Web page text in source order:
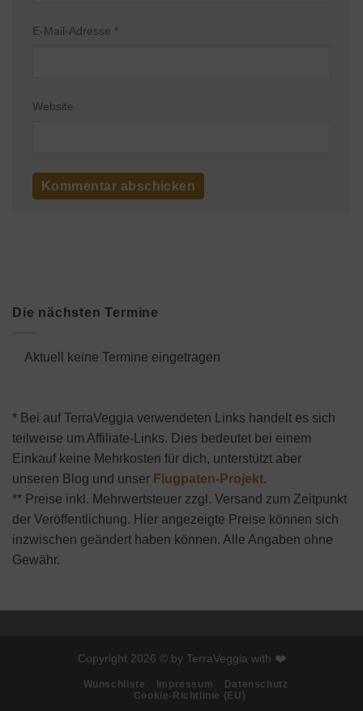
E-Mail-Adresse *
Website
Die nächsten Termine
Aktuell keine Termine eingetragen
* Bei auf TerraVeggia verwendeten Links handelt es sich
teilweise um Affiliate-Links. Dies bedeutet bei einem
Einkauf keine Mehrkosten für dich, unterstützt aber
unseren Blog und unser Flugpaten-Projekt.
** Preise inkl. Mehrwertsteuer zzgl. Versand zum Zeitpunkt
der Veröffentlichung. Hier angezeigte Preise können sich
inzwischen geändert haben können. Alle Angaben ohne
Gewähr.
Copyright 2026 © by TerraVeggia with ❤️
Wunschliste Impressum
Datenschutz
Cookie-Richtlinie (EU)